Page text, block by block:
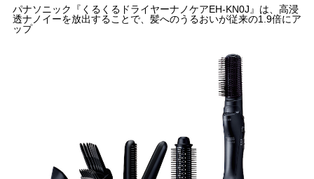
パナソニック『くるくるドライヤーナノケアEH-KN0J』は、高浸
透ナノイーを放出することで、髪へのうるおいが従来の1.9倍にア
ップ